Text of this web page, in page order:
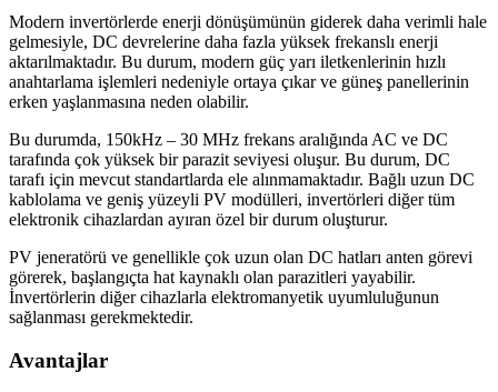
Modern invertörlerde enerji dönüşümünün giderek daha verimli hale
gelmesiyle, DC devrelerine daha fazla yüksek frekanslı enerji
aktarılmaktadır. Bu durum, modern güç yarı iletkenlerinin hızlı
anahtarlama işlemleri nedeniyle ortaya çıkar ve güneş panellerinin
erken yaşlanmasına neden olabilir.
Bu durumda, 150kHz – 30 MHz frekans aralığında AC ve DC
tarafında çok yüksek bir parazit seviyesi oluşur. Bu durum, DC
tarafı için mevcut standartlarda ele alınmamaktadır. Bağlı uzun DC
kablolama ve geniş yüzeyli PV modülleri, invertörleri diğer tüm
elektronik cihazlardan ayıran özel bir durum oluşturur.
PV jeneratörü ve genellikle çok uzun olan DC hatları anten görevi
görerek, başlangıçta hat kaynaklı olan parazitleri yayabilir.
İnvertörlerin diğer cihazlarla elektromanyetik uyumluluğunun
sağlanması gerekmektedir.
Avantajlar